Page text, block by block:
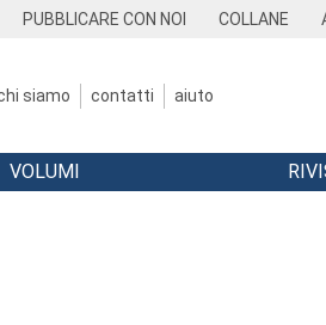
PUBBLICARE CON NOI COLLANE
siamo contatti aiuto
VOLUMI